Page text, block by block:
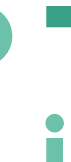
Ottawa